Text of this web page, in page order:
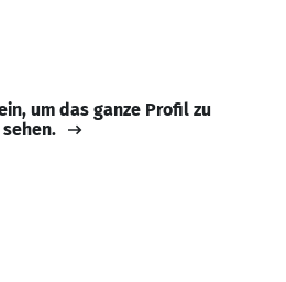
um das ganze Profil zu
sehen.